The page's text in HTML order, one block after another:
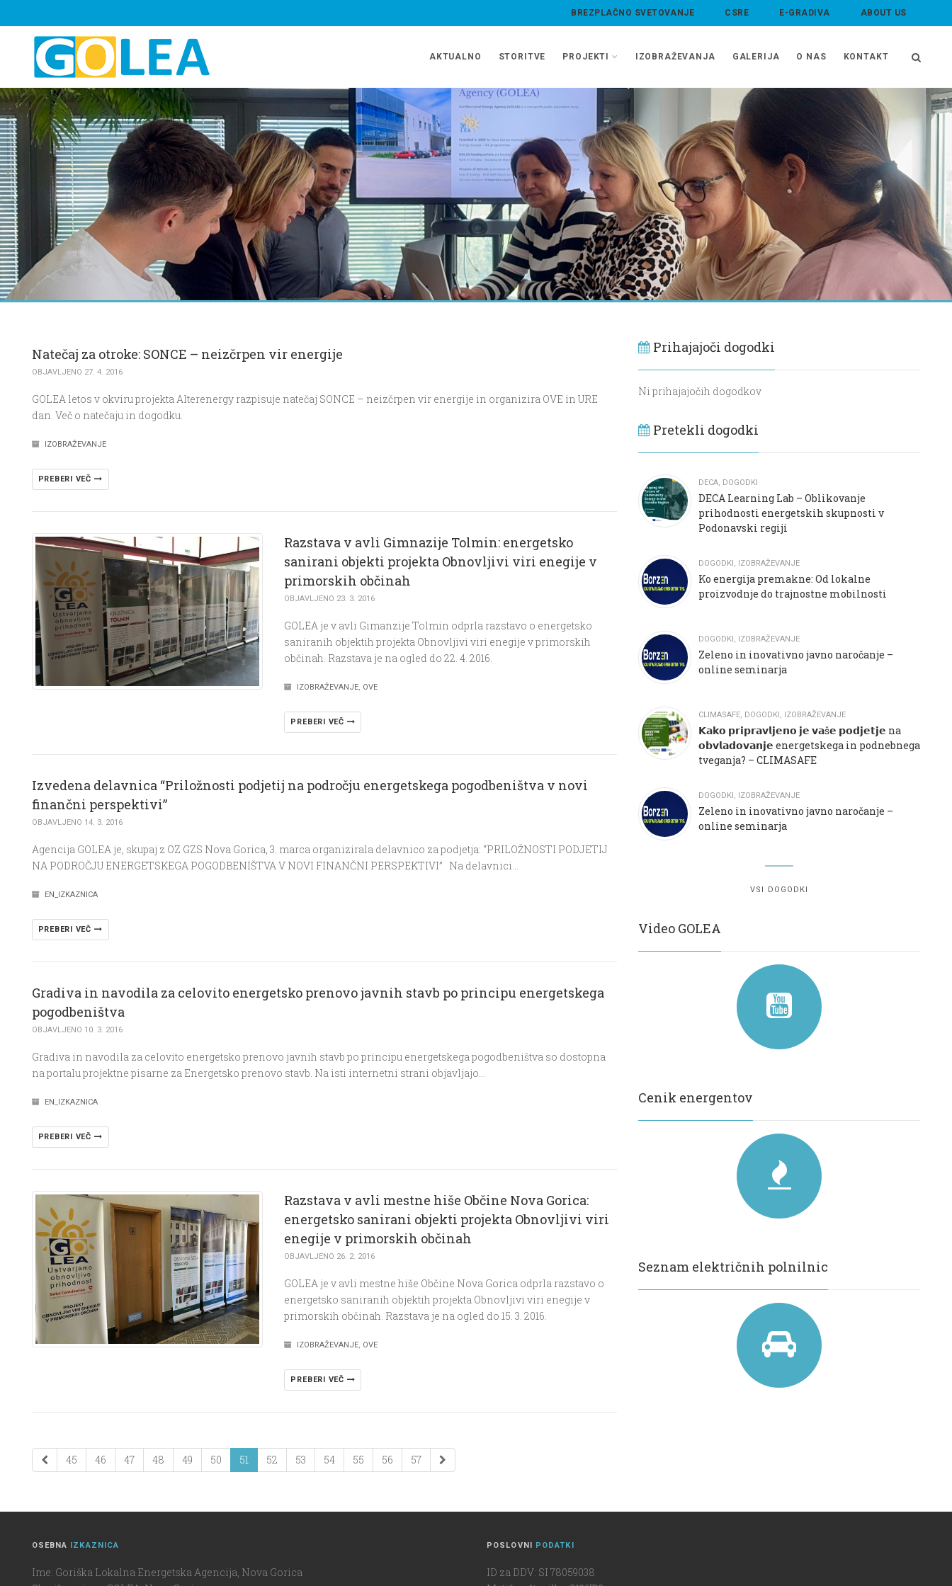
BREZPLAČNO SVETOVANJE CSRE E-GRADIVA ABOUT US
AKTUALNO STORITVE PROJEKTI IZOBRAŽEVANJA GALERIJA O NAS KONTAKT
Natečaj za otroke: SONCE – neizčrpen vir energije
OBJAVLJENO 27. 4. 2016
GOLEA letos v okviru projekta Alterenergy razpisuje natečaj SONCE – neizčrpen vir energije in organizira OVE in URE
dan. Več o natečaju in dogodku.
IZOBRAŽEVANJE
PREBERI VEČ
Razstava v avli Gimnazije Tolmin: energetsko
sanirani objekti projekta Obnovljivi viri enegije v
primorskih občinah
OBJAVLJENO 23. 3. 2016
GOLEA je v avli Gimanzije Tolmin odprla razstavo o energetsko
saniranih objektih projekta Obnovljivi viri enegije v primorskih
občinah. Razstava je na ogled do 22. 4. 2016.
IZOBRAŽEVANJE, OVE
PREBERI VEČ
Izvedena delavnica “Priložnosti podjetij na področju energetskega pogodbeništva v novi
finančni perspektivi”
OBJAVLJENO 14. 3. 2016
Agencija GOLEA je, skupaj z OZ GZS Nova Gorica, 3. marca organizirala delavnico za podjetja: “PRILOŽNOSTI PODJETIJ
NA PODROČJU ENERGETSKEGA POGODBENIŠTVA V NOVI FINANČNI PERSPEKTIVI” Na delavnici…
EN_IZKAZNICA
PREBERI VEČ
Gradiva in navodila za celovito energetsko prenovo javnih stavb po principu energetskega
pogodbeništva
OBJAVLJENO 10. 3. 2016
Gradiva in navodila za celovito energetsko prenovo javnih stavb po principu energetskega pogodbeništva so dostopna
na portalu projektne pisarne za Energetsko prenovo stavb. Na isti internetni strani objavljajo…
EN_IZKAZNICA
PREBERI VEČ
Razstava v avli mestne hiše Občine Nova Gorica:
energetsko sanirani objekti projekta Obnovljivi viri
enegije v primorskih občinah
OBJAVLJENO 26. 2. 2016
GOLEA je v avli mestne hiše Občine Nova Gorica odprla razstavo o
energetsko saniranih objektih projekta Obnovljivi viri enegije v
primorskih občinah. Razstava je na ogled do 15. 3. 2016.
IZOBRAŽEVANJE, OVE
PREBERI VEČ
45 46 47 48 49 50 51 52 53 54 55 56 57
Prihajajoči dogodki
Ni prihajajočih dogodkov
Pretekli dogodki
DECA, DOGODKI
DECA Learning Lab – Oblikovanje
prihodnosti energetskih skupnosti v
Podonavski regiji
DOGODKI, IZOBRAŽEVANJE
Ko energija premakne: Od lokalne
proizvodnje do trajnostne mobilnosti
DOGODKI, IZOBRAŽEVANJE
Zeleno in inovativno javno naročanje –
online seminarja
CLIMASAFE, DOGODKI, IZOBRAŽEVANJE
𝗞𝗮𝗸𝗼 𝗽𝗿𝗶𝗽𝗿𝗮𝘃𝗹𝗷𝗲𝗻𝗼 𝗷𝗲 𝘃𝗮š𝗲 𝗽𝗼𝗱𝗷𝗲𝘁𝗷𝗲 na
𝗼𝗯𝘃𝗹𝗮𝗱𝗼𝘃𝗮𝗻𝗷𝗲 energetskega in podnebnega
tveganja? – CLIMASAFE
DOGODKI, IZOBRAŽEVANJE
Zeleno in inovativno javno naročanje –
online seminarja
VSI DOGODKI
Video GOLEA
Cenik energentov
Seznam električnih polnilnic
OSEBNA IZKAZNICA
Ime: Goriška Lokalna Energetska Agencija, Nova Gorica
POSLOVNI PODATKI
ID za DDV: SI 78059038